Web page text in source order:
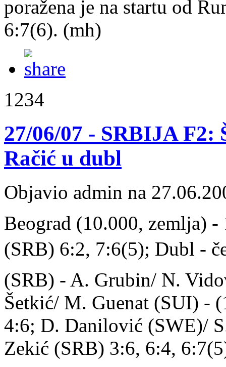
poražena je na startu od
6:7(6). (mh)
1234
27/06/07 - SRBIJA
Račić u dubl
Objavio admin na
Beograd (10.000, zemlja)
(SRB) 6:2, 7:6(5); Dubl -
(SRB) - A. Grubin/ N.
Šetkić/ M. Guenat (SUI) -
4:6; D. Danilović (SWE)/
Zekić (SRB) 3:6, 6:4,